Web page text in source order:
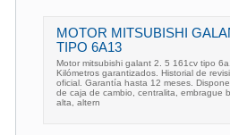
MOTOR MITSUBISHI
TIPO 6A13
Motor mitsubishi galant 2. 5 161cv tipo
Kilómetros garantizados. Historial de
oficial. Garantía hasta 12 meses.
de caja de cambio, centralita, embrague
alta, altern